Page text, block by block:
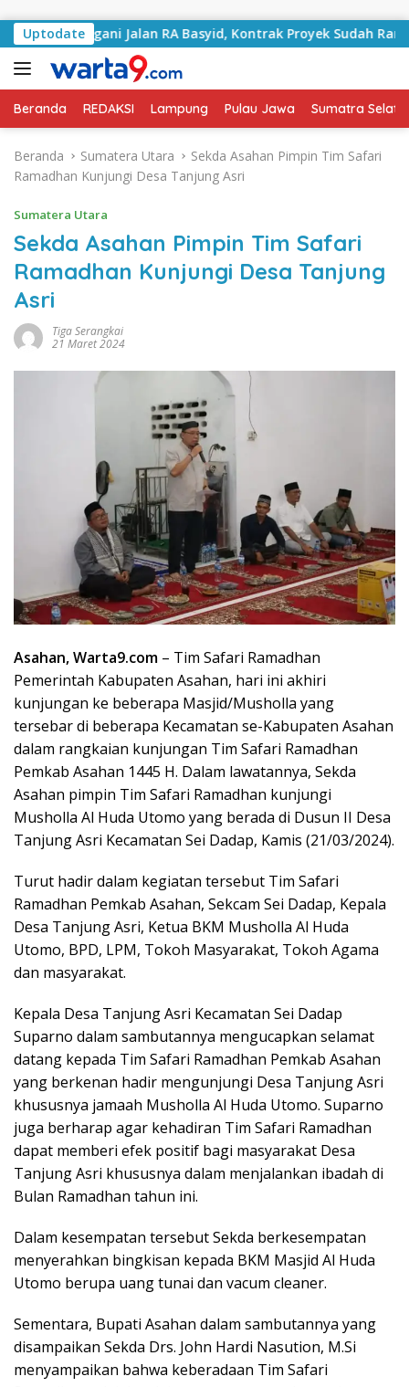
Uptodate
Tangani Jalan RA Basyid, Kontrak Proyek Sudah Rampung
Beranda REDAKSI Lampung Pulau Jawa Sumatra
Beranda Sumatera Utara
Sekda Asahan Pimpin Tim Safari
Ramadhan Kunjungi Desa Tanjung Asri
Sumatera Utara
Sekda Asahan Pimpin Tim Safari
Ramadhan Kunjungi Desa Tanjung
Asri
Tiga Serangkai
21 Maret 2024
Asahan, Warta9.com – Tim Safari Ramadhan
Pemerintah Kabupaten Asahan, hari ini akhiri
kunjungan ke beberapa Masjid/Musholla yang
tersebar di beberapa Kecamatan se-Kabupaten Asahan
dalam rangkaian kunjungan Tim Safari Ramadhan
Pemkab Asahan 1445 H. Dalam lawatannya, Sekda
Asahan pimpin Tim Safari Ramadhan kunjungi
Musholla Al Huda Utomo yang berada di Dusun II Desa
Tanjung Asri Kecamatan Sei Dadap, Kamis (21/03/2024).
Turut hadir dalam kegiatan tersebut Tim Safari
Ramadhan Pemkab Asahan, Sekcam Sei Dadap, Kepala
Desa Tanjung Asri, Ketua BKM Musholla Al Huda
Utomo, BPD, LPM, Tokoh Masyarakat, Tokoh Agama
dan masyarakat.
Kepala Desa Tanjung Asri Kecamatan Sei Dadap
Suparno dalam sambutannya mengucapkan selamat
datang kepada Tim Safari Ramadhan Pemkab Asahan
yang berkenan hadir mengunjungi Desa Tanjung Asri
khususnya jamaah Musholla Al Huda Utomo. Suparno
juga berharap agar kehadiran Tim Safari Ramadhan
dapat memberi efek positif bagi masyarakat Desa
Tanjung Asri khususnya dalam menjalankan ibadah di
Bulan Ramadhan tahun ini.
Dalam kesempatan tersebut Sekda berkesempatan
menyerahkan bingkisan kepada BKM Masjid Al Huda
Utomo berupa uang tunai dan vacum cleaner.
Sementara, Bupati Asahan dalam sambutannya yang
disampaikan Sekda Drs. John Hardi Nasution, M.Si
menyampaikan bahwa keberadaan Tim Safari